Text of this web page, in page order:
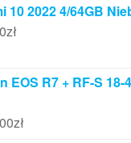
10 2022 4/64GB
zł
EOS R7 + RF-S 18-
zł